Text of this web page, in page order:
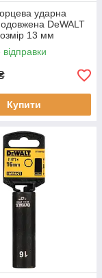
ударна
DeWALT
13 мм
місце 1/2 дюйми
профіль
Купити